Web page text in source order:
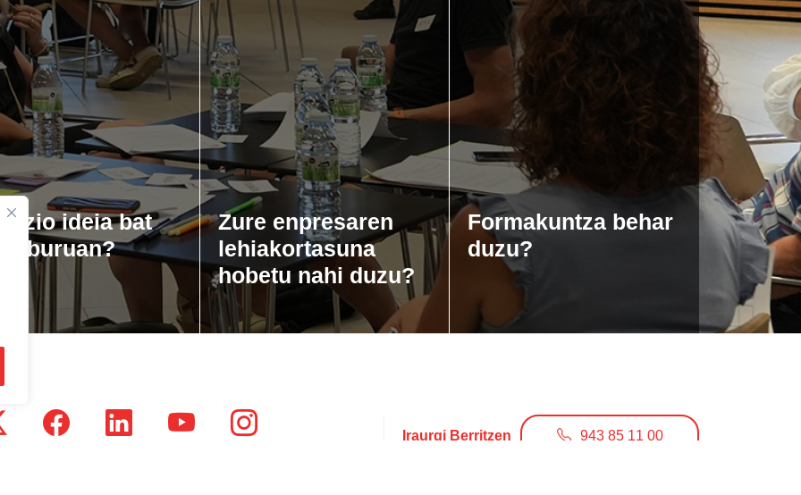
ideia bat
buruan?
Zure enpresaren
lehiakortasuna
hobetu nahi duzu?
Formakuntza behar
duzu?
Iraurgi Berritzen 943 85 11 00